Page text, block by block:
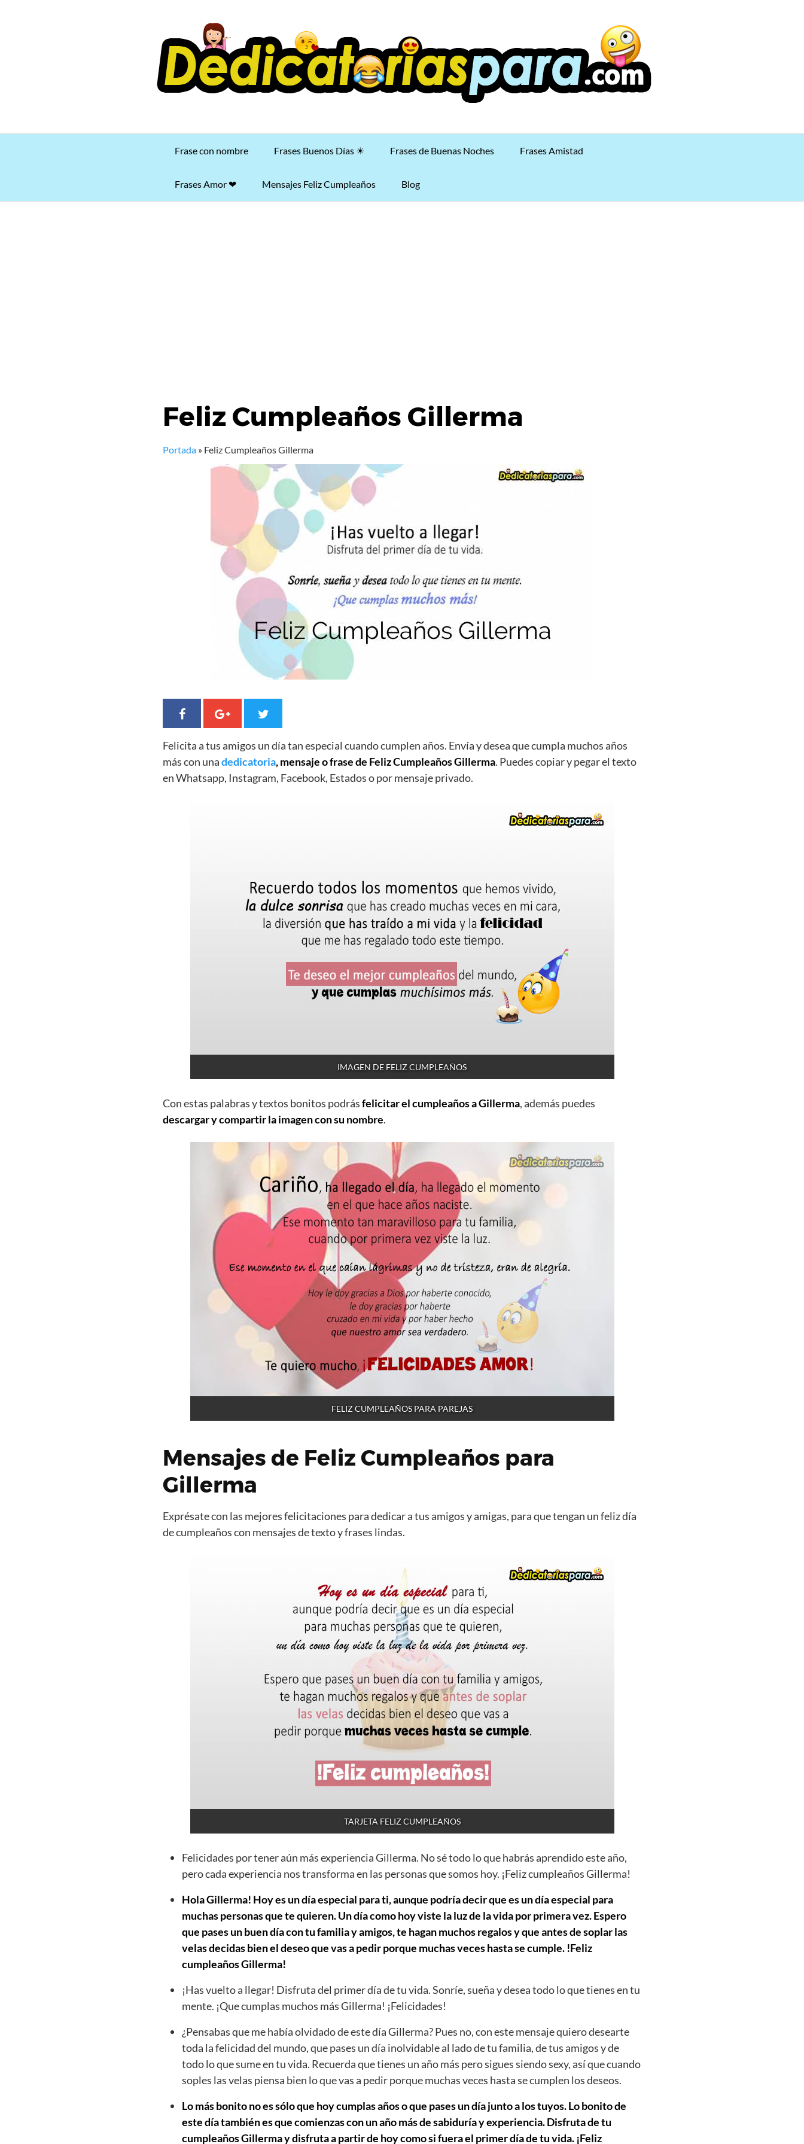
Frase con nombre Frases Buenos Días ☀ Frases de Buenas Noches Frases Amistad
Frases Amor ❤ Mensajes Feliz Cumpleaños Blog
Feliz Cumpleaños Gillerma
Portada » Feliz Cumpleaños Gillerma
Felicita a tus amigos un día tan especial cuando cumplen años. Envía y desea que cumpla muchos años
más con unadedicatoria, mensaje o frase de Feliz Cumpleaños Gillerma. Puedes copiar y pegar el texto
en Whatsapp, Instagram, Facebook, Estados o por mensaje privado.
IMAGEN DE FELIZ CUMPLEAÑOS
Con estas palabras y textos bonitos podrásfelicitar el cumpleaños a Gillerma, además puedes
descargar y compartir la imagen con su nombre.
FELIZ CUMPLEAÑOS PARA PAREJAS
Mensajes de Feliz Cumpleaños para
Gillerma
Exprésate con las mejores felicitaciones para dedicar a tus amigos y amigas, para que tengan un feliz día
de cumpleaños con mensajes de texto y frases lindas.
TARJETA FELIZ CUMPLEAÑOS
Felicidades por tener aún más experiencia Gillerma. No sé todo lo que habrás aprendido este año,
pero cada experiencia nos transforma en las personas que somos hoy. ¡Feliz cumpleaños Gillerma!
Hola Gillerma! Hoy es un día especial para ti, aunque podría decir que es un día especial para
muchas personas que te quieren. Un día como hoy viste la luz de la vida por primera vez. Espero
que pases un buen día con tu familia y amigos, te hagan muchos regalos y que antes de soplar las
velas decidas bien el deseo que vas a pedir porque muchas veces hasta se cumple. !Feliz
cumpleaños Gillerma!
¡Has vuelto a llegar! Disfruta del primer día de tu vida. Sonríe, sueña y desea todo lo que tienes en tu
mente. ¡Que cumplas muchos más Gillerma! ¡Felicidades!
¿Pensabas que me había olvidado de este día Gillerma? Pues no, con este mensaje quiero desearte
toda la felicidad del mundo, que pases un día inolvidable al lado de tu familia, de tus amigos y de
todo lo que sume en tu vida. Recuerda que tienes un año más pero sigues siendo sexy, así que cuando
soples las velas piensa bien lo que vas a pedir porque muchas veces hasta se cumplen los deseos.
Lo más bonito no es sólo que hoy cumplas años o que pases un día junto a los tuyos. Lo bonito de
este día también es que comienzas con un año más de sabiduría y experiencia. Disfruta de tu
cumpleaños Gillerma y disfruta a partir de hoy como si fuera el primer día de tu vida. ¡Feliz